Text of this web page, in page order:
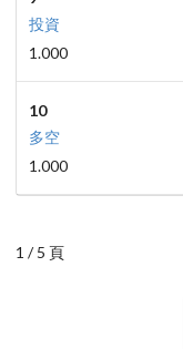
投資
1.000
10
多空
1.000
1 / 5 頁